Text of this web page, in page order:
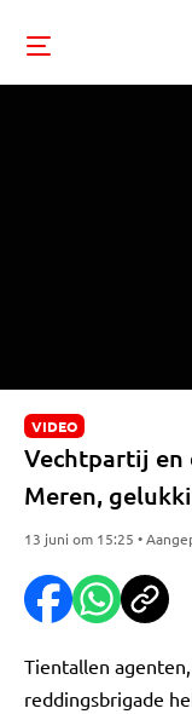
VIDEO
Vechtpartij en
Meren,
13 juni om 15:25 •
Tientallen
reddingsbrigade